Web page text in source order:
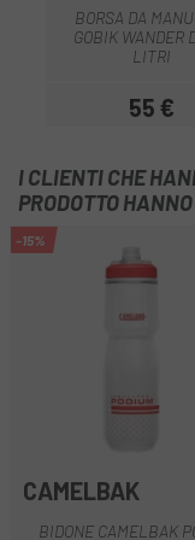
BORSA DA
GOBIK WANDER
LITRI
Prezzo
55 €
I CLIENTI CHE
PRODOTTO
-15%
CAMELBAK
BIDONE CAMELBAK